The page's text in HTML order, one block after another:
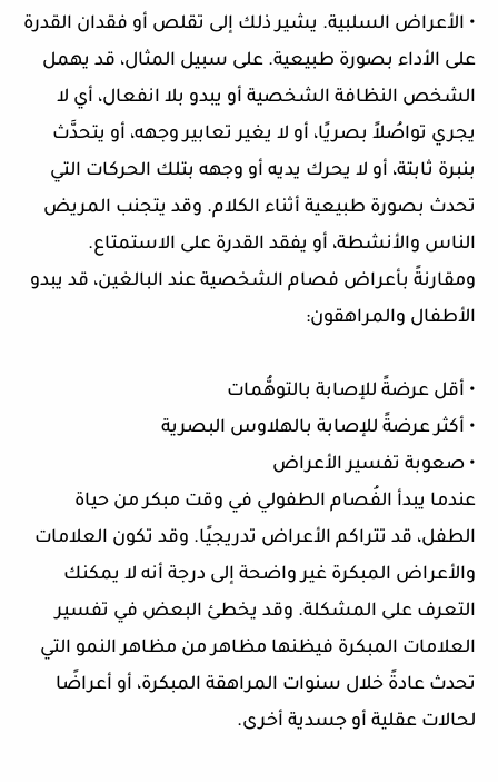
• الأعراض السلبية. يشير ذلك إلى تقلص أو فقدان القدرة
على الأداء بصورة طبيعية. على سبيل المثال، قد يهمل
الشخص النظافة الشخصية أو يبدو بلا انفعال، أي لا
يجري تواصُلاً بصريًا، أو لا يغير تعابير وجهه، أو يتحدَّث
بنبرة ثابتة، أو لا يحرك يديه أو وجهه بتلك الحركات التي
تحدث بصورة طبيعية أثناء الكلام. وقد يتجنب المريض
الناس والأنشطة، أو يفقد القدرة على الاستمتاع.
ومقارنةً بأعراض فصام الشخصية عند البالغين، قد يبدو
الأطفال والمراهقون:
• أقل عرضةً للإصابة بالتوهُّمات
• أكثر عرضةً للإصابة بالهلاوس البصرية
• صعوبة تفسير الأعراض
عندما يبدأ الفُصام الطفولي في وقت مبكر من حياة
الطفل، قد تتراكم الأعراض تدريجيًا. وقد تكون العلامات
والأعراض المبكرة غير واضحة إلى درجة أنه لا يمكنك
التعرف على المشكلة. وقد يخطئ البعض في تفسير
العلامات المبكرة فيظنها مظاهر من مظاهر النمو التي
تحدث عادةً خلال سنوات المراهقة المبكرة، أو أعراضًا
لحالات عقلية أو جسدية أخرى.